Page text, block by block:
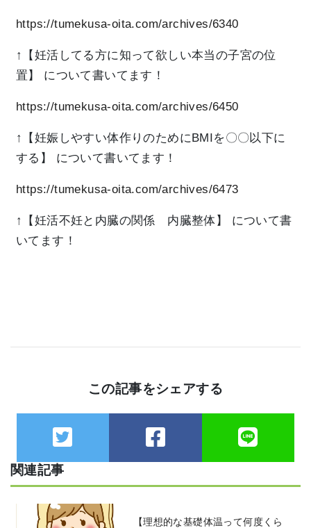
https://tumekusa-oita.com/archives/6340
↑【妊活してる方に知って欲しい本当の子宮の位
置】
について書いてます！
https://tumekusa-oita.com/archives/6450
↑【妊娠しやすい体作りのためにBMIを〇〇以下に
する】
について書いてます！
https://tumekusa-oita.com/archives/6473
↑【妊活不妊と内臓の関係 内臓整体】
について書
いてます！
この記事をシェアする
関連記事
【理想的な基礎体温って何度くら